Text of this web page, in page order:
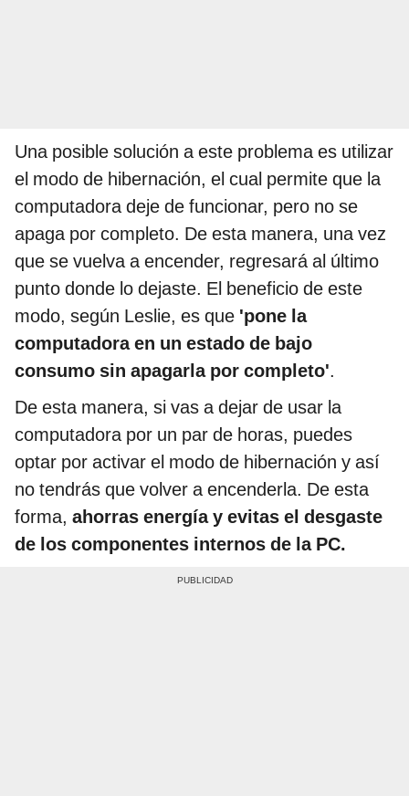
Una posible solución a este problema es utilizar
el modo de hibernación, el cual permite que la
computadora deje de funcionar, pero no se
apaga por completo. De esta manera, una vez
que se vuelva a encender, regresará al último
punto donde lo dejaste. El beneficio de este
modo, según Leslie, es que 'pone la
computadora en un estado de bajo
consumo sin apagarla por completo'.
De esta manera, si vas a dejar de usar la
computadora por un par de horas, puedes
optar por activar el modo de hibernación y así
no tendrás que volver a encenderla. De esta
forma, ahorras energía y evitas el desgaste
de los componentes internos de la PC.